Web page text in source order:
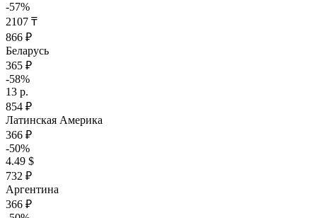
-57%
2107 ₸
866 ₽
Беларусь
365 ₽
-58%
13 р.
854 ₽
Латинская Америка
366 ₽
-50%
4.49 $
732 ₽
Аргентина
366 ₽